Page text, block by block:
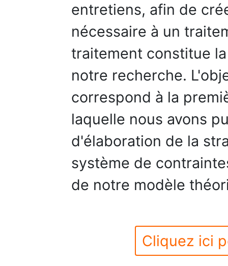
entretiens, afin de
nécessaire à un
traitement constitue
notre recherche.
correspond à la
laquelle nous avons
d'élaboration de la
système de
de notre modèle
Cliquez ici